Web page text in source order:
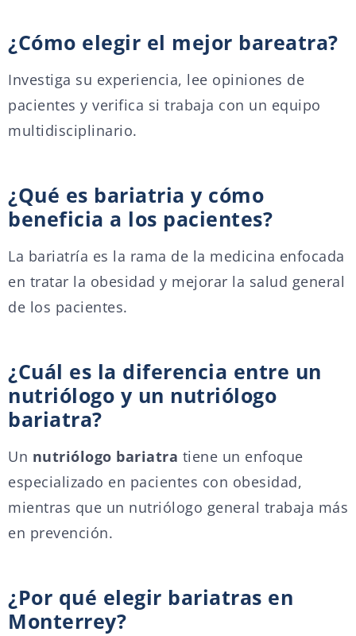
¿Cómo elegir el mejor bareatra?
Investiga su experiencia, lee opiniones de
pacientes y verifica si trabaja con un equipo
multidisciplinario.
¿Qué es bariatria y cómo
beneficia a los pacientes?
La bariatría es la rama de la medicina enfocada
en tratar la obesidad y mejorar la salud general
de los pacientes.
¿Cuál es la diferencia entre un
nutriólogo y un nutriólogo
bariatra?
Un nutriólogo bariatra tiene un enfoque
especializado en pacientes con obesidad,
mientras que un nutriólogo general trabaja más
en prevención.
¿Por qué elegir bariatras en
Monterrey?